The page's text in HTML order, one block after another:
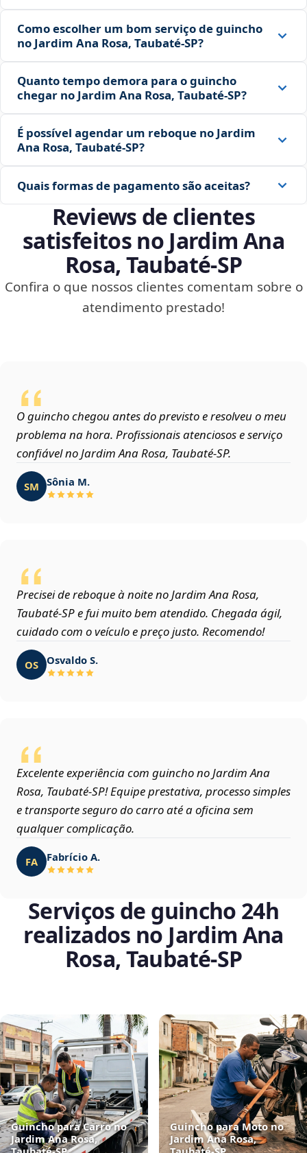
Como escolher um bom serviço de guincho
no Jardim Ana Rosa, Taubaté‑SP?
Quanto tempo demora para o guincho
chegar no Jardim Ana Rosa, Taubaté‑SP?
É possível agendar um reboque no Jardim
Ana Rosa, Taubaté‑SP?
Quais formas de pagamento são aceitas?
Reviews de clientes
satisfeitos no Jardim Ana
Rosa, Taubaté‑SP
Confira o que nossos clientes comentam sobre o
atendimento prestado!
O guincho chegou antes do previsto e resolveu o meu
problema na hora. Profissionais atenciosos e serviço
confiável no Jardim Ana Rosa, Taubaté‑SP.
SM Sônia M.
Precisei de reboque à noite no Jardim Ana Rosa,
Taubaté‑SP e fui muito bem atendido. Chegada ágil,
cuidado com o veículo e preço justo. Recomendo!
OS Osvaldo S.
Excelente experiência com guincho no Jardim Ana
Rosa, Taubaté‑SP! Equipe prestativa, processo simples
e transporte seguro do carro até a oficina sem
qualquer complicação.
FA Fabrício A.
Serviços de guincho 24h
realizados no Jardim Ana
Rosa, Taubaté‑SP
Guincho para Carro no
Jardim Ana Rosa,
Guincho para Moto no
Jardim Ana Rosa,